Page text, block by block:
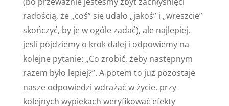
radością, że „coś” się udało „jakoś” i „wreszcie”
skończyć, by je w ogóle zadać), ale najlepiej,
jeśli pójdziemy o krok dalej i odpowiemy na
kolejne pytanie: „Co zrobić, żeby następnym
razem było lepiej?”. A potem to już pozostaje
nasze odpowiedzi wdrażać w życie, przy
kolejnych wypiekach weryfikować efekty